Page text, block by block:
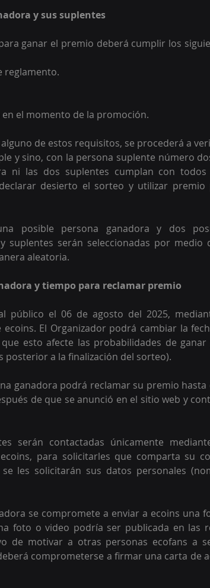
y sus suplentes
ganar el premio deberá cumplir los
reglamento.
el momento de la promoción.
de estos requisitos, se procederá a
y sino, con la persona suplente número
ni las dos suplentes cumplan con todos
desierto el sorteo y utilizar premio
posible persona ganadora y dos
suplentes serán seleccionadas por medio
aleatoria.
y tiempo para reclamar premio
público el 06 de agosto del 2025,
ecoins. El Organizador podrá cambiar la
esto afecte las probabilidades de ganar
posterior a la finalización del sorteo).
ganadora podrá reclamar su premio hasta
de que se anunció en el sitio web y
serán contactadas únicamente
para solicitarles que comparta su
les solicitarán sus datos personales
se compromete a enviar a ecoins una
foto o video podría ser publicada en las
de motivar a otras personas ecofans a
comprometerse a firmar una carta de